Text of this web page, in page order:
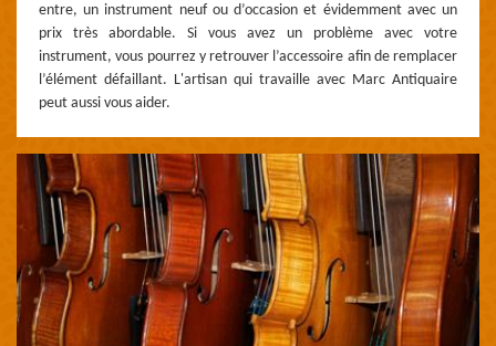
entre, un instrument neuf ou d’occasion et évidemment avec un
prix très abordable. Si vous avez un problème avec votre
instrument, vous pourrez y retrouver l’accessoire afin de remplacer
l’élément défaillant. L'artisan qui travaille avec Marc Antiquaire
peut aussi vous aider.